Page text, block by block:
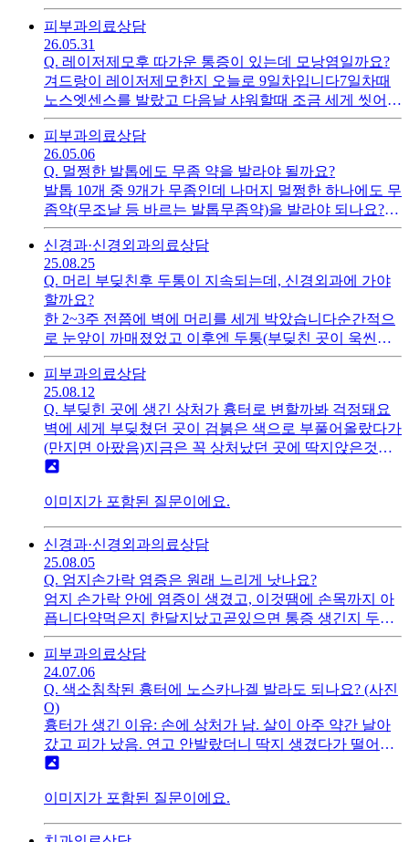
시엔 속옷을 여러벌 들고다니기 힘들어서, 안좋다는 걸
알지만 라이너를 사용 중입니다ㅜㅜ산부인과에 가서 진
료를 봤는데, 질염이랑 다낭성 증상이 조금 있다고 얘길
들었습니다.다낭성은 초기라고 했고요 (다낭성은 초음
파? 사진도 같이 보여줬습니다). 무슨 질염인지는 따로
얘기가 없었습니다인터넷에보면 검사결과가 나올때까
지 시간이 좀 걸리고 질염 종류별로 확인할 수 있는 검사
가 있다던데 그런건 아니었고요...따로 약을 처방해주진
않고 그냥 이 정도는 걱정안해도된다는 뉘앙스의 답변을
들었습니다. 질유산균을 먹으면 좋다고 하긴 했는데 그
것도 그냥 권유하는 정도였고요1. 이런 경우엔 그냥 운동
이랑 생활습관같은 걸로 개선가능해서 그런 건가요? 질
염 빨리 나으려면 약을 먹어야된다, 방치하면 골반염이
나 자궁내막염으로 이어진다는 글이 많아서 걱정되네요
ㅜ 성관계 경험은 아예 없습니다2. 분비물때문에 속옷이
젖는데 그때마다 갈아입는게 좋나요? 아니면 약간의 분
비물은 그냥 무시하고 안갈아입어도 되나요? 집에 있을
땐 최대한 자주 갈아입으려하는데 속옷을 너무 많이 사
용하게 되어서요.질염이 아니어도 속옷이 약간 젖는건
정상이라는 글이 있어서 혼란스럽습니다. 이게 질염때문
인지 그냥 다들 이런건지 모르겠어서 화장실에 갈때마다
속옷에 젖은 흔적이 약간이라도 보이면 새걸로 갈아입고
있거든요ㅜㅜ...3. 다낭성 초기에는 약을 안먹어도 되는
건가요? 전보다 털이 많아졌고 턱에 수염도 나는데(많이
심하진 않지만 굵은게 3~4가닥 정도 있습니다) 그걸 확
다. 그냥 생활습관에 좀 더 신경쓰는 치료방법도 있는 건
가요? 보통 다낭성은 생리주기랑 비만이 문제라던데 일
단 생리는 매달 일주일정도하고 체중은 저체중입니다.
피부과의료상담
26.05.31
Q. 레이저제모후 따가운 통증이 있는데 모낭염일까요?
겨드랑이 레이저제모한지 오늘로 9일차입니다7일차때
노스엣센스를 발랐고 다음날 샤워할때 조금 세게 씻어서
그런건지 겨드랑이 한쪽이 너무 따끔거립니다 관련이 있
는건지는 모르겠지만... ㅜㅜ레이저제모 후 아주 약하게
따끔거리는게 있긴 했습니다. 노스엣센스 바를때 조금
아프다 싶었는데 씻어낸 이후로 피부끼리 닿으면 따끔해
서 불편합니다. 면도날에 베인 상처가 났을 때의 느낌입
니다ㅜ겨드랑이 전체가 아픈건 아니고 중앙(살 접히는
부분)에 통증만 있고 따로 색이 붉다거나 물집이나 그런
건 없습니다모낭염일 가능성이 있을까요?일단 알로에젤
을 발라주고있는데 뭘 어떻게 해야할지 모르겠습니다ㅜ
시간이 지나면 나아질까요ㅜㅜ??
피부과의료상담
26.05.06
Q. 멀쩡한 발톱에도 무좀 약을 발라야 될까요?
발톱 10개 중 9개가 무좀인데 나머지 멀쩡한 하나에도 무
좀약(무조날 등 바르는 발톱무좀약)을 발라야 되나요?안
바르자니 괜히 옮을까봐 걱정돼서요...근데 또 멀쩡한 발
톱에 계속 약을 바르면 그건 그것대로 안좋을 것 같은데,
보통 발톱무좀 사이에 낑겨있는 멀쩡한 발톱에는 무좀약
을 안바르나요?
신경과·신경외과의료상담
25.08.25
Q. 머리 부딪친후 두통이 지속되는데, 신경외과에 가야
할까요?
한 2~3주 전쯤에 벽에 머리를 세게 박았습니다순간적으
로 눈앞이 까매졌었고 이후엔 두통(부딪친 곳이 욱씬거
림) 외엔 아무 증상이 없었습니다그런데 그날이후로 지
금까지도 부딪친 곳이(정확히 그 자리는 아닌거같고 약
간 옆?) 계속 아픕니다.가만히 있어도 아픈건 아니고, 그
부위에 뭔가가 꾹 닿으면 아픕니다.예를 들면 자려고 누
웠을때 베개에 꾹 닿이니까 계속 욱씬거립니다. 평상시
일상생활을 할때는 딱히 머리를 기댈 일도 없고 해서 안
아프고 멀쩡합니다.머리에 혹도 안났고 멍도 안들었는
욕부진, 이명, 어지럼증 등의 증상은 없고 두통만 있습니
다.신경외과에 가서 CT를 찍어야할까요? 아니면 시간이
지남에 따라 나아질까요?만약 이런 일로 동네 신경외과
의원에 가서 CT를 찍는다면 비용은 어느정도 들까요?
피부과의료상담
25.08.12
Q. 부딪힌 곳에 생긴 상처가 흉터로 변할까봐 걱정돼요
벽에 세게 부딪쳤던 곳이 검붉은 색으로 부풀어올랐다가
(만지면 아팠음)지금은 꼭 상처났던 곳에 딱지앉은것처
럼 거칠거칠하게 가라앉았는데,연고를 발라야할까요?노
긴한데 그냥 만졌을땐 안아파요흉터가 남을까봐 신경쓰
이는데 어떻게 하는게 좋을까요...
이미지가 포함된 질문이에요.
신경과·신경외과의료상담
25.08.05
Q. 엄지손가락 염증은 원래 느리게 낫나요?
엄지 손가락 안에 염증이 생겼고, 이것땜에 손목까지 아
픕니다약먹은지 한달지났고곧있으면 통증 생긴지 두달
째인데이게 원래 이렇게 느리게 낫나요?염증생긴부위를
최대한 안쓰는게 좋다고는 하던데, 솔직히 손을 어떻게
안쓰나싶고...1. 손목에 맞는 주사는 보통 주기를 어느정
도로 하는게 좋나요?2. 보통 손가락 염증은 치료기간이
어느정도 되나요? 사람마다 달라서 기간을 예상하기가
힘드나요?3. 약을 꼭 매일 아침점심저녁으로 챙겨먹어야
되나요? 처방은 그렇게 나오긴했는데, 그냥 염증으로 인
한 통증이 심할때만 먹어도된다는 말이 있길래 궁금합니
다
피부과의료상담
24.07.06
Q. 색소침착된 흉터에 노스카나겔 발라도 되나요? (사진
O)
흉터가 생긴 이유: 손에 상처가 남. 살이 아주 약간 날아
갔고 피가 났음. 연고 안발랐더니 딱지 생겼다가 떨어지
고 형광등 빛에 비춰서보면 방향에 따라 반짝이는? 주위
그냥 평범한 피부로 만들고싶은데 노스카나겔을 꾸준히
바르면 되나요? 레이저말고는 방법이 없을까요? 이미 흉
이미지가 포함된 질문이에요.